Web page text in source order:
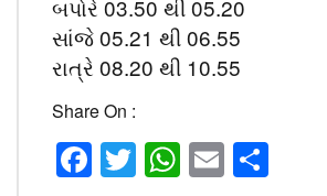
બપોરે 03.50 થી 05.20
સાંજે 05.21 થી 06.55
રાત્રે 08.20 થી 10.55
Share On :
Facebook
TwitterWhatsApp
Email